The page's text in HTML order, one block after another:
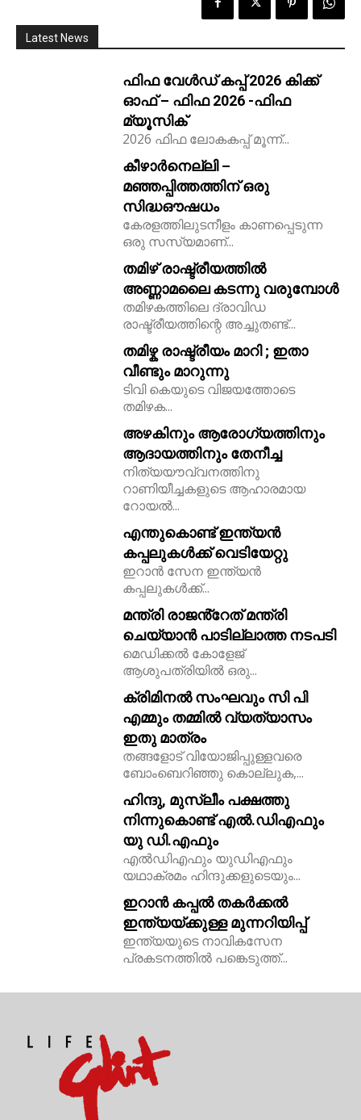
Latest News
ഫിഫ വേൾഡ് കപ്പ് 2026 കിക്ക്‌
ഓഫ് – ഫിഫ 2026 -ഫിഫ
മ്യൂസിക്
2026 ഫിഫ ലോകകപ്പ് മൂന്ന്...
കീഴാർനെല്ലി –
മഞ്ഞപ്പിത്തത്തിന് ഒരു
സിദ്ധഔഷധം
കേരളത്തിലുടനീളം കാണപ്പെടുന്ന
ഒരു സസ്യമാണ്...
തമിഴ് രാഷ്ട്രീയത്തിൽ
അണ്ണാമലൈ കടന്നു വരുമ്പോൾ
തമിഴകത്തിലെ ദ്രാവിഡ
രാഷ്ട്രീയത്തിന്റെ അച്ചുതണ്ട്...
തമിഴ്ക രാഷ്ട്രീയം മാറി ; ഇതാ
വീണ്ടും മാറുന്നു
ടിവി കെയുടെ വിജയത്തോടെ
തമിഴക...
അഴകിനും ആരോഗ്യത്തിനും
ആദായത്തിനും തേനീച്ച
നിത്യയൗവ്വനത്തിനു
റാണിയീച്ചകളുടെ ആഹാരമായ
റോയല്‍...
എന്തുകൊണ്ട് ഇന്ത്യൻ
കപ്പലുകൾക്ക് വെടിയേറ്റു
ഇറാൻ സേന ഇന്ത്യൻ
കപ്പലുകൾക്ക്...
മന്ത്രി രാജൻ്റേത് മന്ത്രി
ചെയ്യാൻ പാടില്ലാത്ത നടപടി
മെഡിക്കൽ കോളേജ്
ആശുപത്രിയിൽ ഒരു...
ക്രിമിനൽ സംഘവും സി പി
എമ്മും തമ്മിൽ വ്യത്യാസം
ഇതു മാത്രം
തങ്ങളോട് വിയോജിപ്പുള്ളവരെ
ബോംബെറിഞ്ഞു കൊല്ലുക,...
ഹിന്ദു, മുസ്ലീം പക്ഷത്തു
നിന്നുകൊണ്ട് എൽ.ഡിഎഫും
യു ഡി.എഫും
എൽഡിഎഫും യുഡിഎഫും
യഥാക്രമം ഹിന്ദുക്കളുടെയും...
ഇറാൻ കപ്പൽ തകർക്കൽ
ഇന്ത്യയ്ക്കുള്ള മുന്നറിയിപ്പ്
ഇന്ത്യയുടെ നാവികസേന
പ്രകടനത്തിൽ പങ്കെടുത്ത്...